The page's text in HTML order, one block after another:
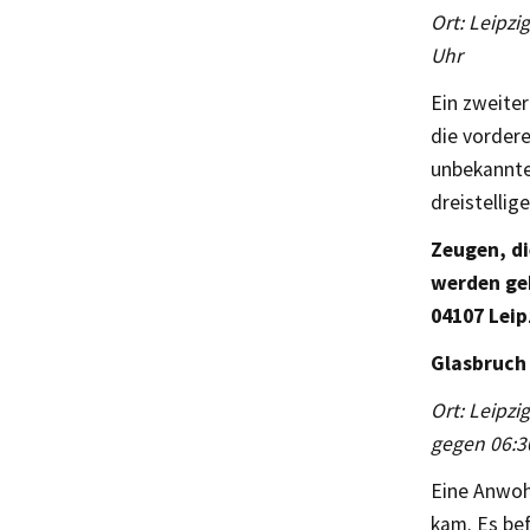
Ort:
Uhr
Ein
die
Zeugen,
werden
04107
Ort:
gegen
Eine
kam. Es